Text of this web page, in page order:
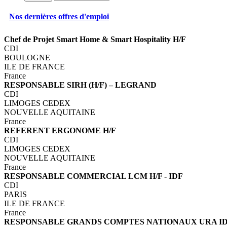
Nos dernières offres d'emploi
Chef de Projet Smart Home & Smart Hospitality H/F
CDI
BOULOGNE
ILE DE FRANCE
France
RESPONSABLE SIRH (H/F) – LEGRAND
CDI
LIMOGES CEDEX
NOUVELLE AQUITAINE
France
REFERENT ERGONOME H/F
CDI
LIMOGES CEDEX
NOUVELLE AQUITAINE
France
RESPONSABLE COMMERCIAL LCM H/F - IDF
CDI
PARIS
ILE DE FRANCE
France
RESPONSABLE GRANDS COMPTES NATIONAUX URA